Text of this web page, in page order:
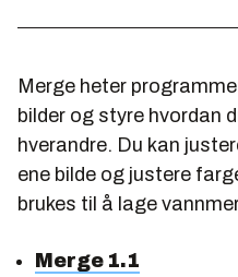
Merge heter
bilder og styre hvordan
hverandre. Du kan
ene bilde og justere
brukes til å lage
Merge 1.1